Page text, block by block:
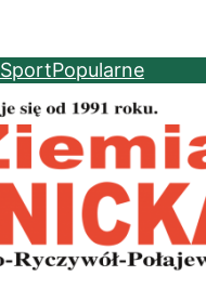
SportPopularne